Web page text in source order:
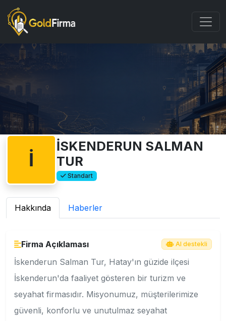
İ
İSKENDERUN SALMAN
TUR
Standart
Hakkında Haberler
Firma Açıklaması AI destekli
İskenderun Salman Tur, Hatay'ın güzide ilçesi
İskenderun'da faaliyet gösteren bir turizm ve
seyahat firmasıdır. Misyonumuz, müşterilerimize
güvenli, konforlu ve unutulmaz seyahat